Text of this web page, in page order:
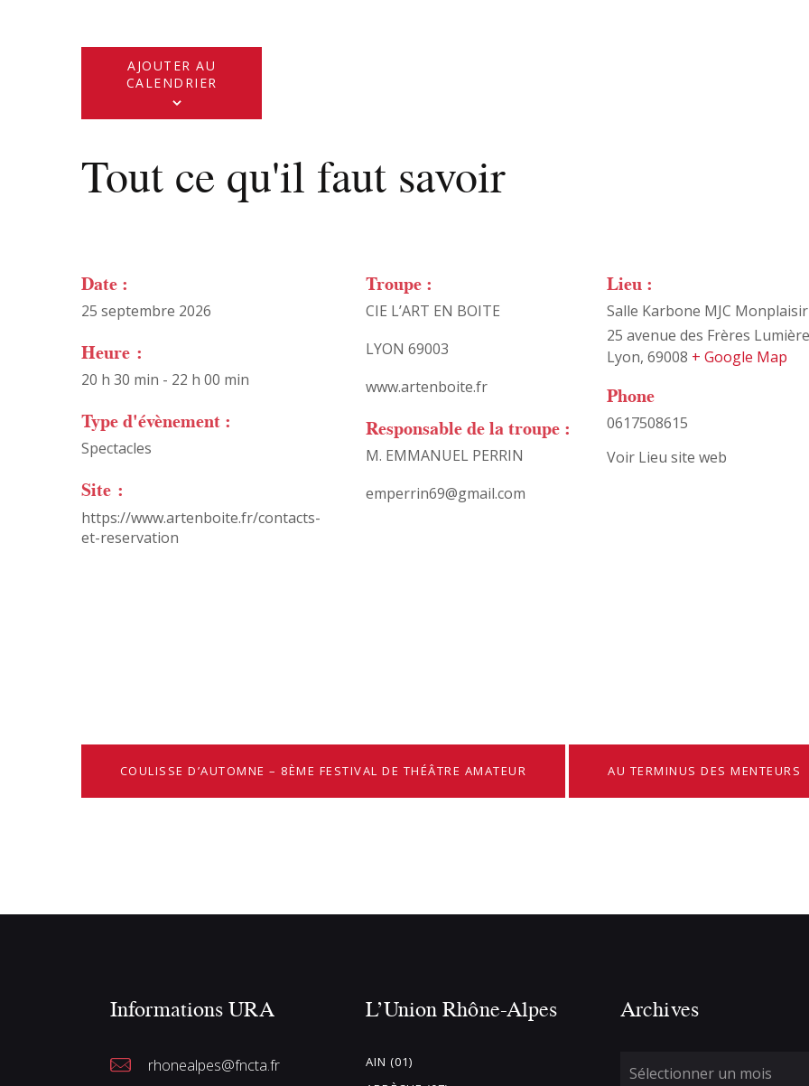
AJOUTER AU
CALENDRIER
Tout ce qu'il faut savoir
Date :
25 septembre 2026
Heure :
20 h 30 min - 22 h 00 min
Type d'évènement :
Spectacles
Site :
https://www.artenboite.fr/contacts-
et-reservation
Troupe :
CIE L’ART EN BOITE
LYON 69003
www.artenboite.fr
Responsable de la troupe :
M. EMMANUEL PERRIN
emperrin69@gmail.com
Lieu :
Salle Karbone MJC Monplaisir
25 avenue des Frères
Lyon, 69008 + Google Map
Phone
0617508615
Voir Lieu site web
COULISSE D’AUTOMNE – 8ÈME FESTIVAL DE THÉÂTRE AMATEUR AU TERMINUS DES MENTEURS
Informations URA
rhonealpes@fncta.fr
L’Union Rhône-Alpes
AIN (01)
Archives